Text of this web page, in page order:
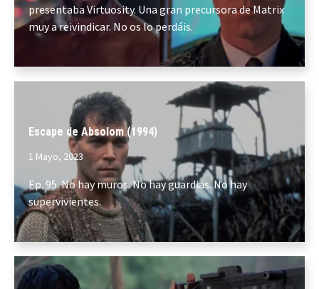
presentaba Virtuosity. Una gran precursora de Matrix
muy a reivindicar. No os lo perdáis.
Escape de Absolom (1994)
1 Mayo, 2023
Ep. 95. No hay muros. No hay guardias. No hay
supervivientes.